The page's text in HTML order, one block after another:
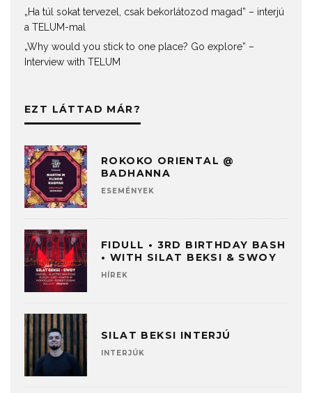
„Ha túl sokat tervezel, csak bekorlátozod magad” – interjú
a TELUM-mal
„Why would you stick to one place? Go explore” –
Interview with TELUM
EZT LÁTTAD MÁR?
ROKOKO ORIENTAL @
BADHANNA
ESEMÉNYEK
FIDULL • 3RD BIRTHDAY BASH
• WITH SILAT BEKSI & SWOY
HÍREK
SILAT BEKSI INTERJÚ
INTERJÚK